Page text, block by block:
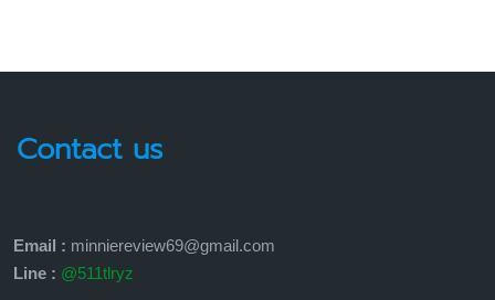
Contact us
Email : minniereview69@gmail.com
Line : @511tlryz